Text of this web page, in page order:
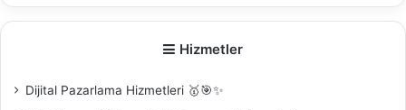
Hizmetler
Dijital Pazarlama Hizmetleri 🥇🎯✨